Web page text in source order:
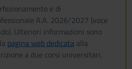
e di
A.A. 2026/2027 (voce
Ulteriori informazioni sono
pagina web dedicataalla
a due corsi universitari.